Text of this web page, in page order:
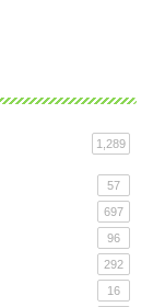
1,289
57
697
96
292
16